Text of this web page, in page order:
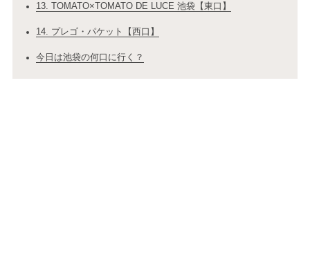
13. TOMATO×TOMATO DE LUCE 池袋【東口】
14. プレゴ・パケット【西口】
今日は池袋の何口に行く？